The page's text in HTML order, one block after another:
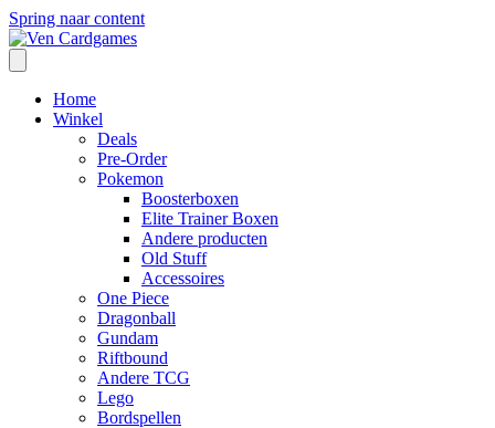
Spring naar content
Home
Winkel
Deals
Pre-Order
Pokemon
Boosterboxen
Elite Trainer Boxen
Andere producten
Old Stuff
Accessoires
One Piece
Dragonball
Gundam
Riftbound
Andere TCG
Lego
Bordspellen